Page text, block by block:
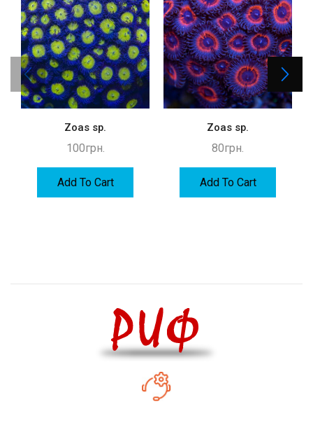
Zoas sp.
100грн.
Add To Cart
Zoas sp.
80грн.
Add To Cart